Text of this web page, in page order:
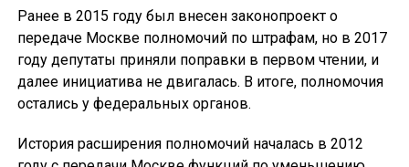
Ранее в 2015 году был внесен законопроект о
передаче Москве полномочий по штрафам, но в 2017
году депутаты приняли поправки в первом чтении, и
далее инициатива не двигалась. В итоге, полномочия
остались у федеральных органов.
История расширения полномочий началась в 2012